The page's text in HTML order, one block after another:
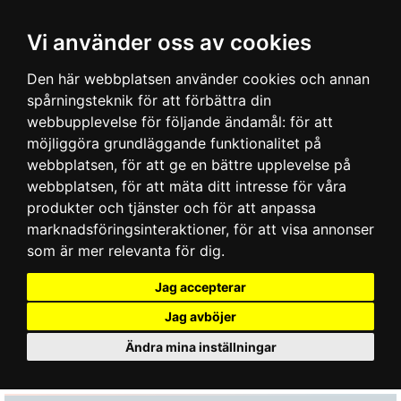
Vi använder oss av cookies
Den här webbplatsen använder cookies och annan
spårningsteknik för att förbättra din
webbupplevelse för följande ändamål: för att
möjliggöra grundläggande funktionalitet på
webbplatsen, för att ge en bättre upplevelse på
webbplatsen, för att mäta ditt intresse för våra
produkter och tjänster och för att anpassa
marknadsföringsinteraktioner, för att visa annonser
som är mer relevanta för dig.
Jag accepterar
Jag avböjer
Ändra mina inställningar